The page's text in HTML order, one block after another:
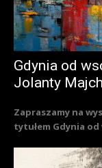
Gdynia od
Jolanty
Zapraszamy na
tytułem Gdynia